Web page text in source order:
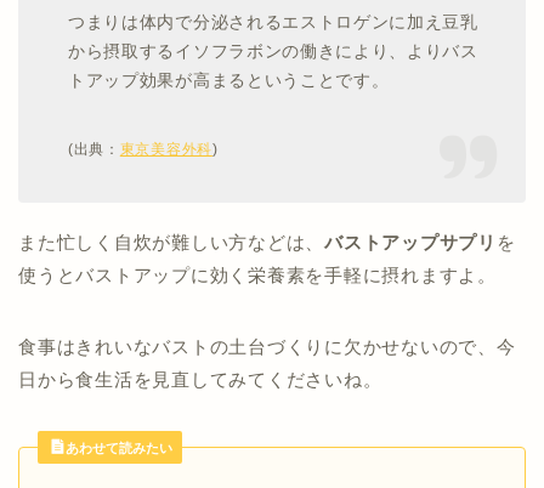
つまりは体内で分泌されるエストロゲンに加え豆乳
から摂取するイソフラボンの働きにより、よりバス
トアップ効果が高まるということです。
(出典： 東京美容外科)
また忙しく自炊が難しい方などは、バストアップサプリ を
使うとバストアップに効く栄養素を手軽に摂れますよ。
食事はきれいなバストの土台づくりに欠かせないので、今
日から食生活を見直してみてくださいね。
あわせて読みたい